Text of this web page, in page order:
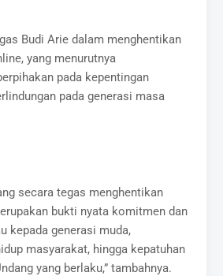
Budi Arie dalam menghentikan
yang menurutnya
pada kepentingan
pada generasi masa
secara tegas menghentikan
bukti nyata komitmen dan
kepada generasi muda,
masyarakat, hingga kepatuhan
yang berlaku,” tambahnya.